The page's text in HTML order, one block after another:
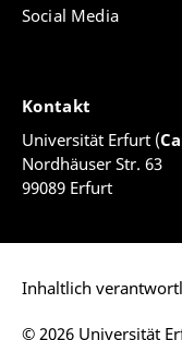
Social Media
Kontakt
Universität Erfurt (
Nordhäuser Str. 63
99089 Erfurt
Inhaltlich
© 2026 Universität